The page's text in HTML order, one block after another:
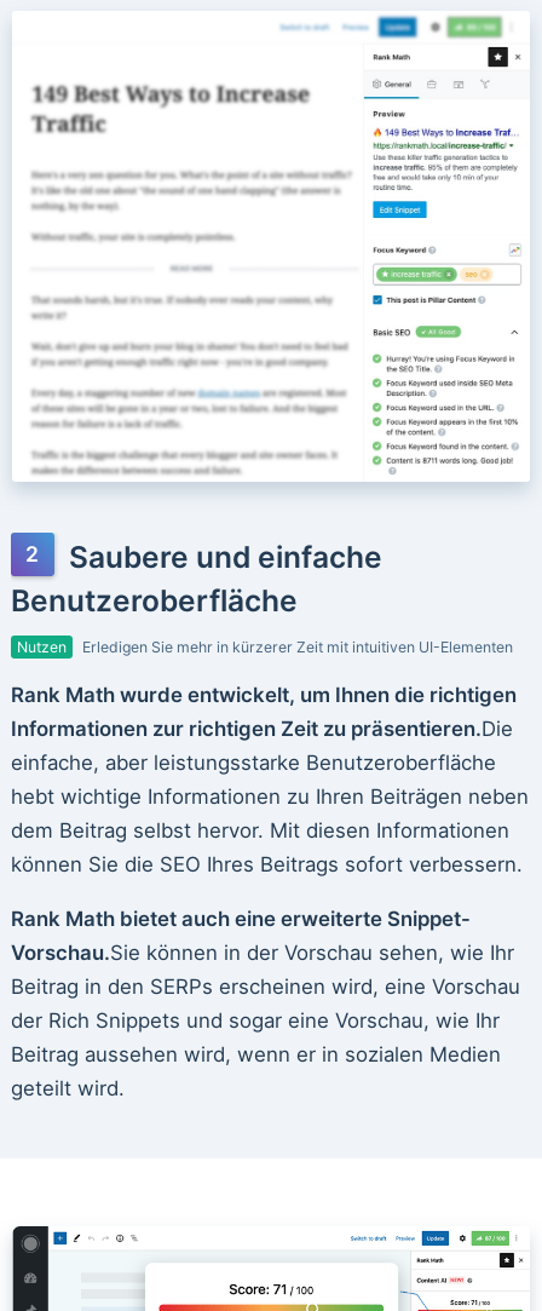
Saubere und einfache
Benutzeroberfläche
Nutzen Erledigen Sie mehr in kürzerer Zeit mit intuitiven UI-Elementen
Rank Math wurde entwickelt, um Ihnen die richtigen
Informationen zur richtigen Zeit zu präsentieren.Die
einfache, aber leistungsstarke Benutzeroberfläche
hebt wichtige Informationen zu Ihren Beiträgen neben
dem Beitrag selbst hervor. Mit diesen Informationen
können Sie die SEO Ihres Beitrags sofort verbessern.
Rank Math bietet auch eine erweiterte Snippet-
Vorschau.Sie können in der Vorschau sehen, wie Ihr
Beitrag in den SERPs erscheinen wird, eine Vorschau
der Rich Snippets und sogar eine Vorschau, wie Ihr
Beitrag aussehen wird, wenn er in sozialen Medien
geteilt wird.